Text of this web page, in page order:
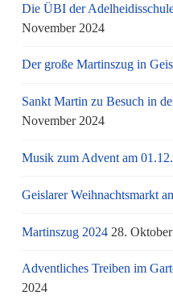
Die ÜBI der
November 2024
Der große Martinszug in
Sankt Martin zu Besuch in
November 2024
Musik zum Advent am
Geislarer Weihnachtsmarkt
Martinszug 2024 28.
Adventliches Treiben im
2024